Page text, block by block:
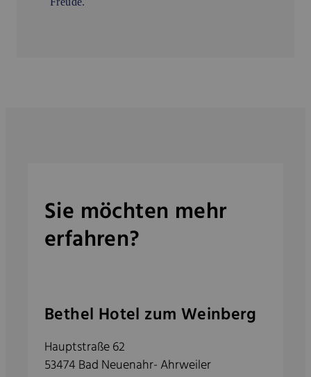
Sie möchten mehr
erfahren?
Bethel Hotel zum Weinberg
Hauptstraße 62
53474 Bad Neuenahr- Ahrweiler